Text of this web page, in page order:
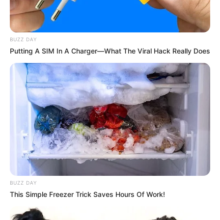
Baca juga:
Kampung)
BUZZ DAY
Putting A SIM In A Charger—What The Viral Hack Really Does
BUZZ DAY
This Simple Freezer Trick Saves Hours Of Work!